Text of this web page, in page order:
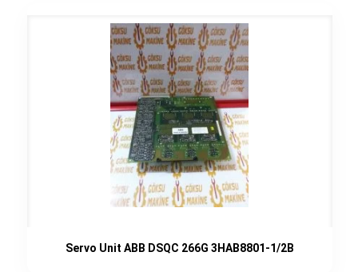
Servo Unit ABB DSQC 266G 3HAB8801-1/2B